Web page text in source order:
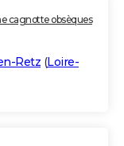
cagnotte obsèques
Retz (Loire-